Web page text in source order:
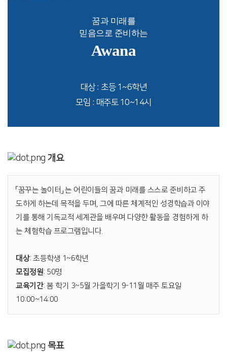
꿈과 미래를
믿음으로 준비하는
Awana
대상 : 초등 1~6학년
모임 : 매주토 10~14시
개요
「꿈꾸는 놀이터」 는 어린이들의 꿈과 미래를 스스로 준비하고 주
도하게 하는데 목적을 두며, 그에 따른 체계적인 성경학습과 이야
기를 통해 기독교적 세계관을 배우며 다양한 활동을 경험하게 하
는 체험학습 프로그램입니다.
대상: 초등학생 1~6학년
모집정원: 50명
교육기간: 봄 학기 3~5월 가을학기 9-11월 매주 토요일
10:00~14:00
목표